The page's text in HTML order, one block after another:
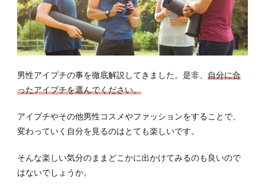
男性アイプチの事を徹底解説してきました。是非、 自分に合
ったアイプチを選んでください。
アイプチやその他男性コスメやファッションをすることで、
変わっていく自分を見るのはとても楽しいです。
そんな楽しい気分のままどこかに出かけてみるのも良いので
はないでしょうか。